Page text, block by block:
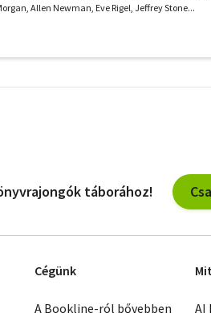
Allen Newman, Eve Rigel, Jeffrey Stone...
táborához!
Cégünk
A Bookline-ról bővebben
AI